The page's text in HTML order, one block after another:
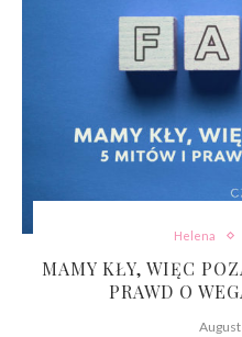
Helena
MAMY KŁY, WIĘC
PRAWD O